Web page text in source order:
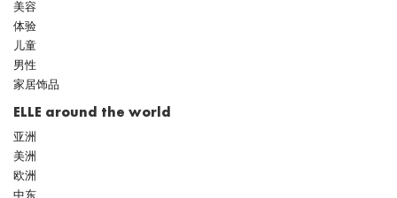
美容
体验
儿童
男性
家居饰品
ELLE around the world
亚洲
美洲
欧洲